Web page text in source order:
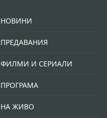
НОВИНИ
ПРЕДАВАНИЯ
ФИЛМИ И СЕРИАЛИ
ПРОГРАМА
НА ЖИВО